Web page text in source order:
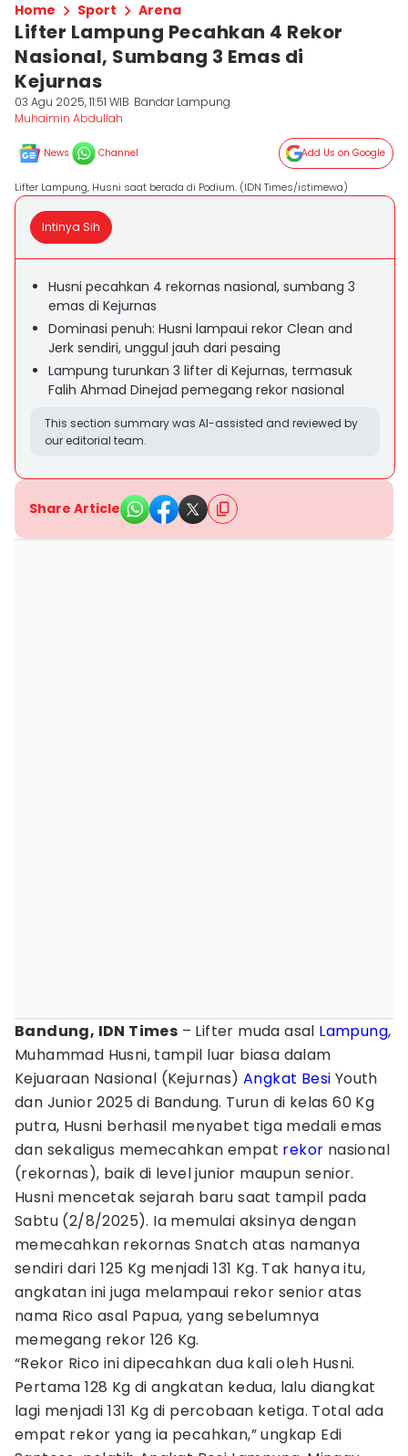
Home Sport Arena
Lifter Lampung Pecahkan 4 Rekor
Nasional, Sumbang 3 Emas di
Kejurnas
03 Agu 2025, 11:51 WIB Bandar Lampung
Muhaimin Abdullah
News Channel Add Us on Google
Lifter Lampung, Husni saat berada di Podium. (IDN Times/istimewa)
Intinya Sih
Husni pecahkan 4 rekornas nasional, sumbang 3
emas di Kejurnas
Dominasi penuh: Husni lampaui rekor Clean and
Jerk sendiri, unggul jauh dari pesaing
Lampung turunkan 3 lifter di Kejurnas, termasuk
Falih Ahmad Dinejad pemegang rekor nasional
This section summary was AI-assisted and reviewed by
our editorial team.
Share Article
Bandung, IDN Times – Lifter muda asal Lampung,
Muhammad Husni, tampil luar biasa dalam
Kejuaraan Nasional (Kejurnas) Angkat Besi Youth
dan Junior 2025 di Bandung. Turun di kelas 60 Kg
putra, Husni berhasil menyabet tiga medali emas
dan sekaligus memecahkan empat rekor nasional
(rekornas), baik di level junior maupun senior.
Husni mencetak sejarah baru saat tampil pada
Sabtu (2/8/2025). Ia memulai aksinya dengan
memecahkan rekornas Snatch atas namanya
sendiri dari 125 Kg menjadi 131 Kg. Tak hanya itu,
angkatan ini juga melampaui rekor senior atas
nama Rico asal Papua, yang sebelumnya
memegang rekor 126 Kg.
“Rekor Rico ini dipecahkan dua kali oleh Husni.
Pertama 128 Kg di angkatan kedua, lalu diangkat
lagi menjadi 131 Kg di percobaan ketiga. Total ada
empat rekor yang ia pecahkan,” ungkap Edi